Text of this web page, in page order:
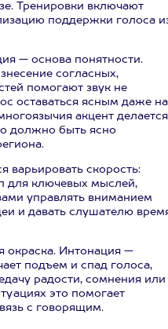
Тренировки включают
поддержки голоса
— основа понятности.
согласных,
помогают звук не
оставаться ясным даже на
акцент делается
должно быть ясно
варьировать скорость:
для ключевых мыслей,
управлять вниманием
и давать слушателю
окраска. Интонация —
подъем и спад голоса,
радости, сомнения или
это помогает
с говорящим.